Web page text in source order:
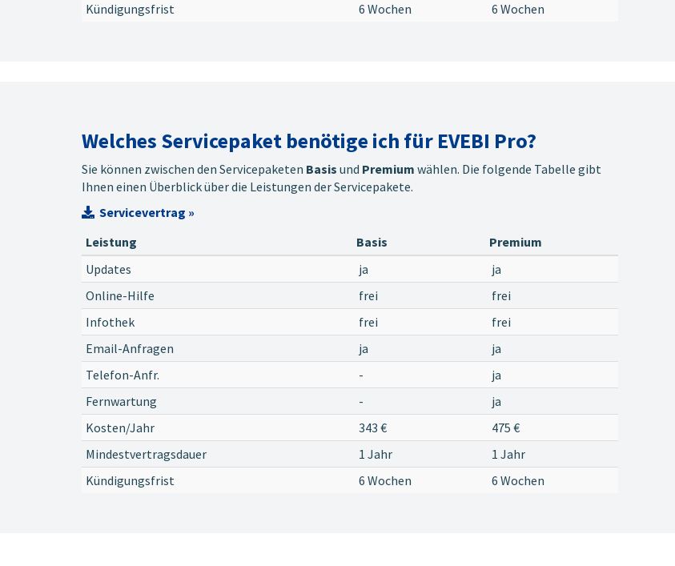
Kündigungsfrist
6 Wochen 6 Wochen
Welches Servicepaket benötige ich für EVEBI Pro?
Sie können zwischen den Servicepaketen Basis und Premium wählen. Die folgende Tabelle gibt
Ihnen einen Überblick über die Leistungen der Servicepakete.
Servicevertrag »
Leistung
Basis
Premium
Updates
ja
ja
Online-Hilfe
frei
frei
Infothek
frei
frei
Email-Anfragen
ja
ja
Telefon-Anfr.
-
ja
Fernwartung
-
ja
Kosten/Jahr
343 €
475 €
Mindestvertragsdauer
1 Jahr
1 Jahr
Kündigungsfrist
6 Wochen 6 Wochen